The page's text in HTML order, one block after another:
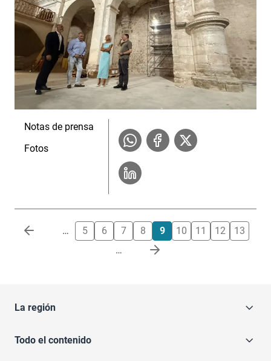
Notas de prensa
Fotos
Paginación … 5 6 7 8 9 10 11 12
13
…
La región
Todo el contenido